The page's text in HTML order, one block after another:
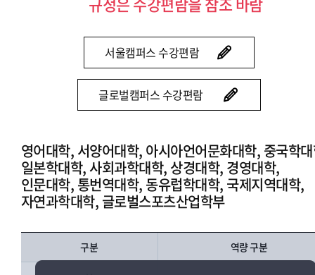
서울캠퍼스 수강편람
글로벌캠퍼스 수강편람
영어대학, 서양어대학, 아시아언어문화대학, 중국학
일본학대학, 사회과학대학, 상경대학, 경영대학,
인문대학, 통번역대학, 동유럽학대학, 국제지역대학,
자연과학대학, 글로벌스포츠산업학부
구분 역량 구분